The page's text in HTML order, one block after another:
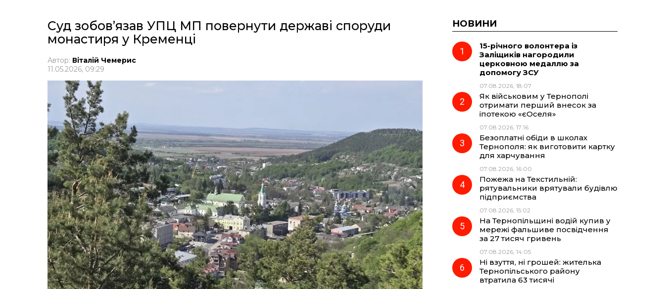
Суд зобов’язав УПЦ МП повернути державі споруди
монастиря у Кременці
Автор: Віталій Чемерис
11.05.2026, 09:29
НОВИНИ
15-річного волонтера із
Заліщиків нагородили
церковною медаллю за
допомогу ЗСУ
07.08.2026, 18:07
Як військовим у Тернополі
отримати перший внесок за
іпотекою «єОселя»
07.08.2026, 17:16
Безоплатні обіди в школах
Тернополя: як виготовити картку
для харчування
07.08.2026, 16:00
Пожежа на Текстильній:
рятувальники врятували будівлю
підприємства
07.08.2026, 15:02
На Тернопільщині водій купив у
мережі фальшиве посвідчення
за 27 тисяч гривень
07.08.2026, 14:05
Ні взуття, ні грошей: жителька
Тернопільського району
втратила 63 тисячі